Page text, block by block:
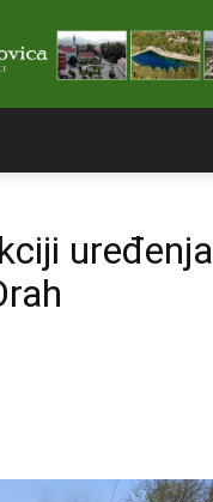
stranice
uređenja